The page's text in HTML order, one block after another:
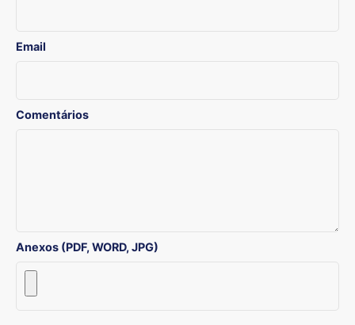
Email
Comentários
Anexos (PDF, WORD, JPG)